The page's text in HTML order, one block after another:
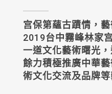
宫保第蘊古蹟情，
2019台中霧峰林家
一道文化藝術曙光
餘力積極推廣中華
術文化交流及品牌